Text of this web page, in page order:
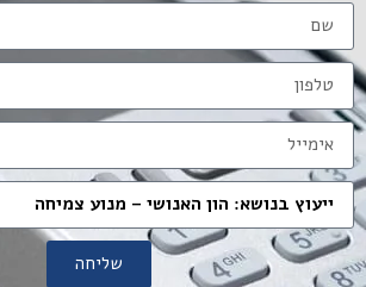
שליחה